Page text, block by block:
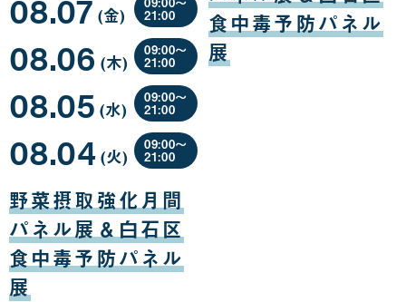
野菜摂取強化月間
パネル展＆白石区
食中毒予防パネル
展
08.04
月
04
日
(火曜
日
)
09:00〜
21:00
08.05
月
05
(水曜
日
)
09:00〜
21:00
08.06
月
06
(木曜
日
)
09:00〜
21:00
月
07
(金曜
日
) 21:00
08
食中毒予防パネル
展